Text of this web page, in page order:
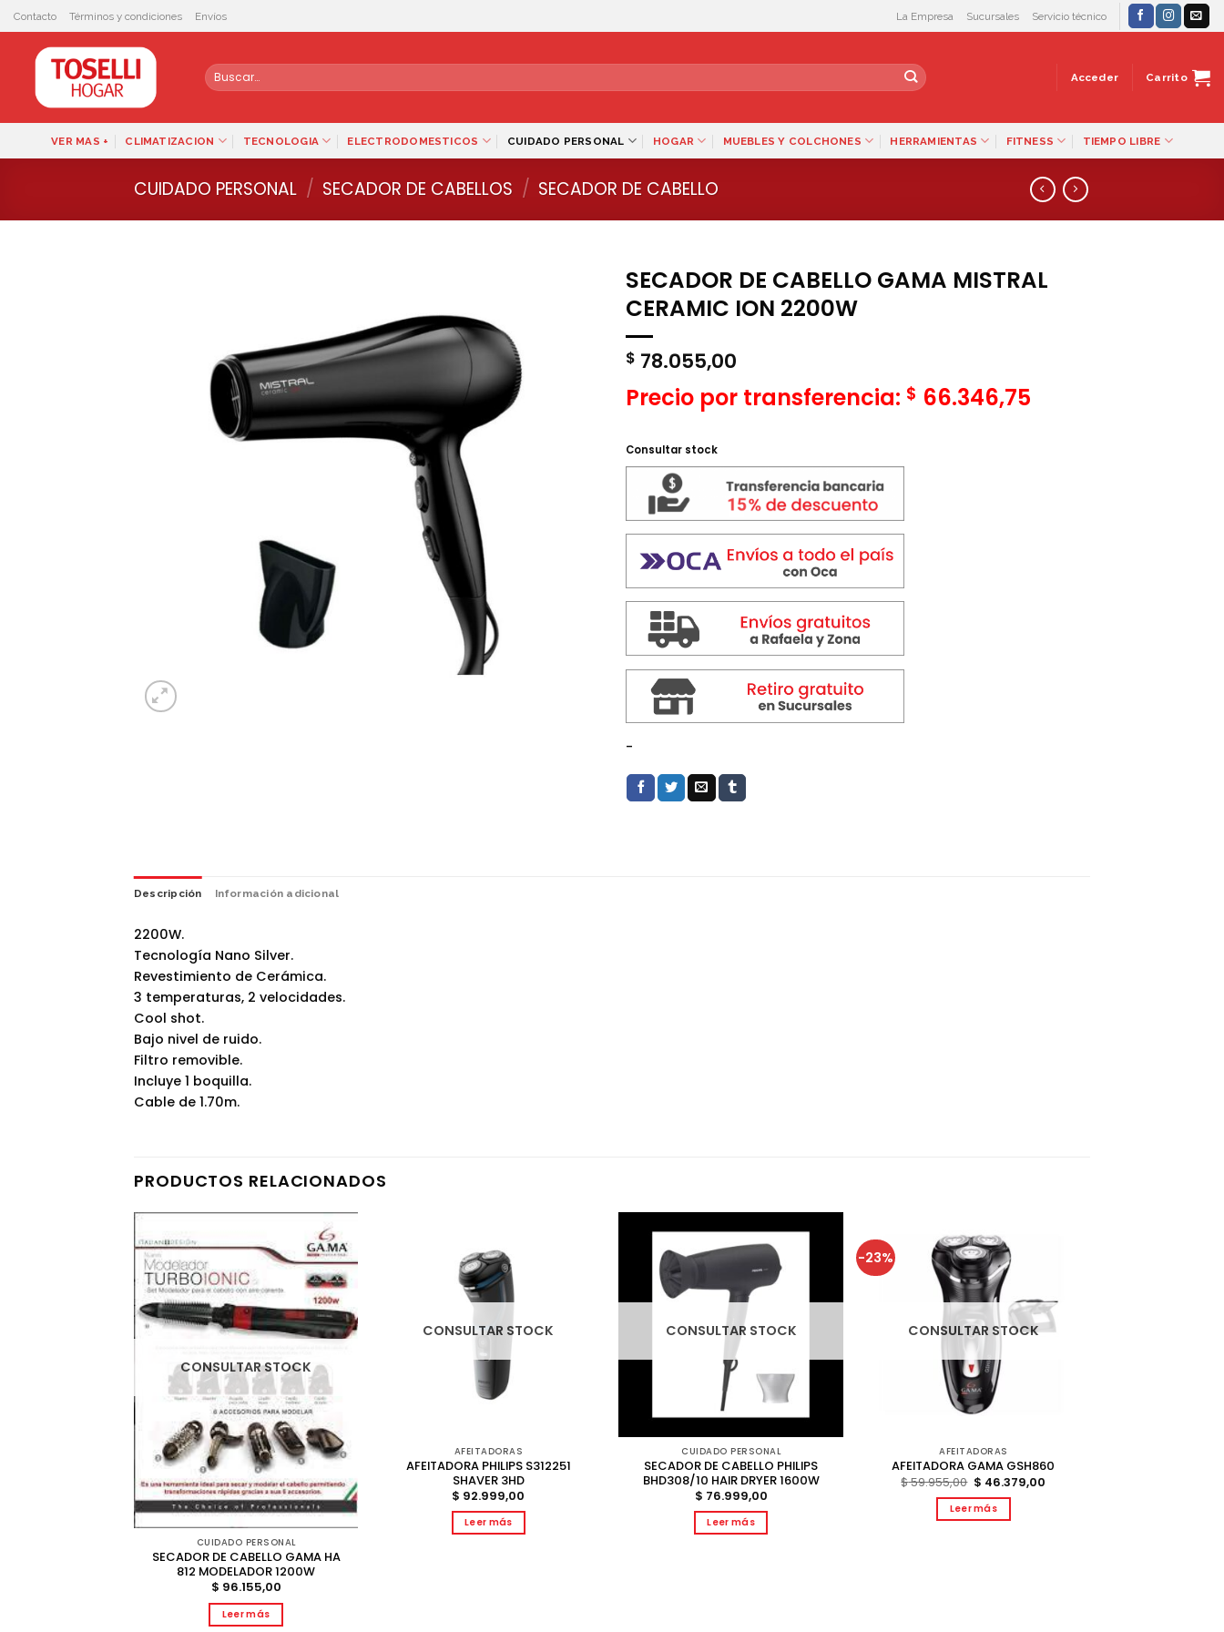
Skip
to
content
Contacto Términos y condiciones Envíos La Empresa Sucursales Servicio técnico
Buscar
por:
Acceder Carrito
VER MAS + CLIMATIZACION TECNOLOGIA ELECTRODOMESTICOS CUIDADO PERSONAL HOGAR MUEBLES Y COLCHONES HERRAMIENTAS FITNESS TIEMPO LIBRE
CUIDADO PERSONAL / SECADOR DE CABELLOS / SECADOR DE CABELLO
SECADOR DE CABELLO GAMA MISTRAL
CERAMIC ION 2200W
$ 78.055,00
Precio por transferencia: $ 66.346,75
Consultar stock
-
Descripción Información adicional
2200W.
Tecnología Nano Silver.
Revestimiento de Cerámica.
3 temperaturas, 2 velocidades.
Cool shot.
Bajo nivel de ruido.
Filtro removible.
Incluye 1 boquilla.
Cable de 1.70m.
PRODUCTOS RELACIONADOS
CONSULTAR STOCK
CUIDADO PERSONAL
SECADOR DE CABELLO GAMA HA
812 MODELADOR 1200W
$ 96.155,00
Leer más
CONSULTAR STOCK
AFEITADORAS
AFEITADORA PHILIPS S312251
SHAVER 3HD
$ 92.999,00
Leer más
CONSULTAR STOCK
CUIDADO PERSONAL
SECADOR DE CABELLO PHILIPS
BHD308/10 HAIR DRYER 1600W
$ 76.999,00
Leer más
-23%
CONSULTAR STOCK
AFEITADORAS
AFEITADORA GAMA GSH860
$59.955,00 El
precio
original
era:
$ 59.955,00.
$ 46.379,00
Leer más